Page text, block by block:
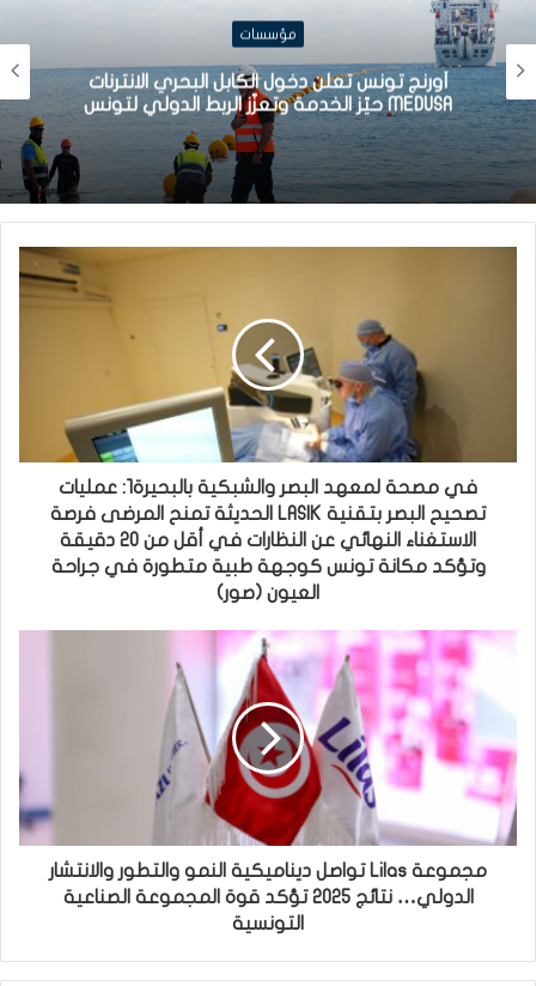
مؤسسات
أورنج تونس تعلن دخول الكابل البحري الانترنات
MEDUSA حيّز الخدمة وتعزّز الربط الدولي لتونس
في مصحة لمعهد البصر والشبكية بالبحيرة1: عمليات
تصحيح البصر بتقنية LASIK الحديثة تمنح المرضى فرصة
الاستغناء النهائي عن النظارات في أقل من 20 دقيقة
وتؤكد مكانة تونس كوجهة طبية متطورة في جراحة
العيون (صور)
مجموعة Lilas تواصل ديناميكية النمو والتطور والانتشار
الدولي… نتائج 2025 تؤكد قوة المجموعة الصناعية
التونسية